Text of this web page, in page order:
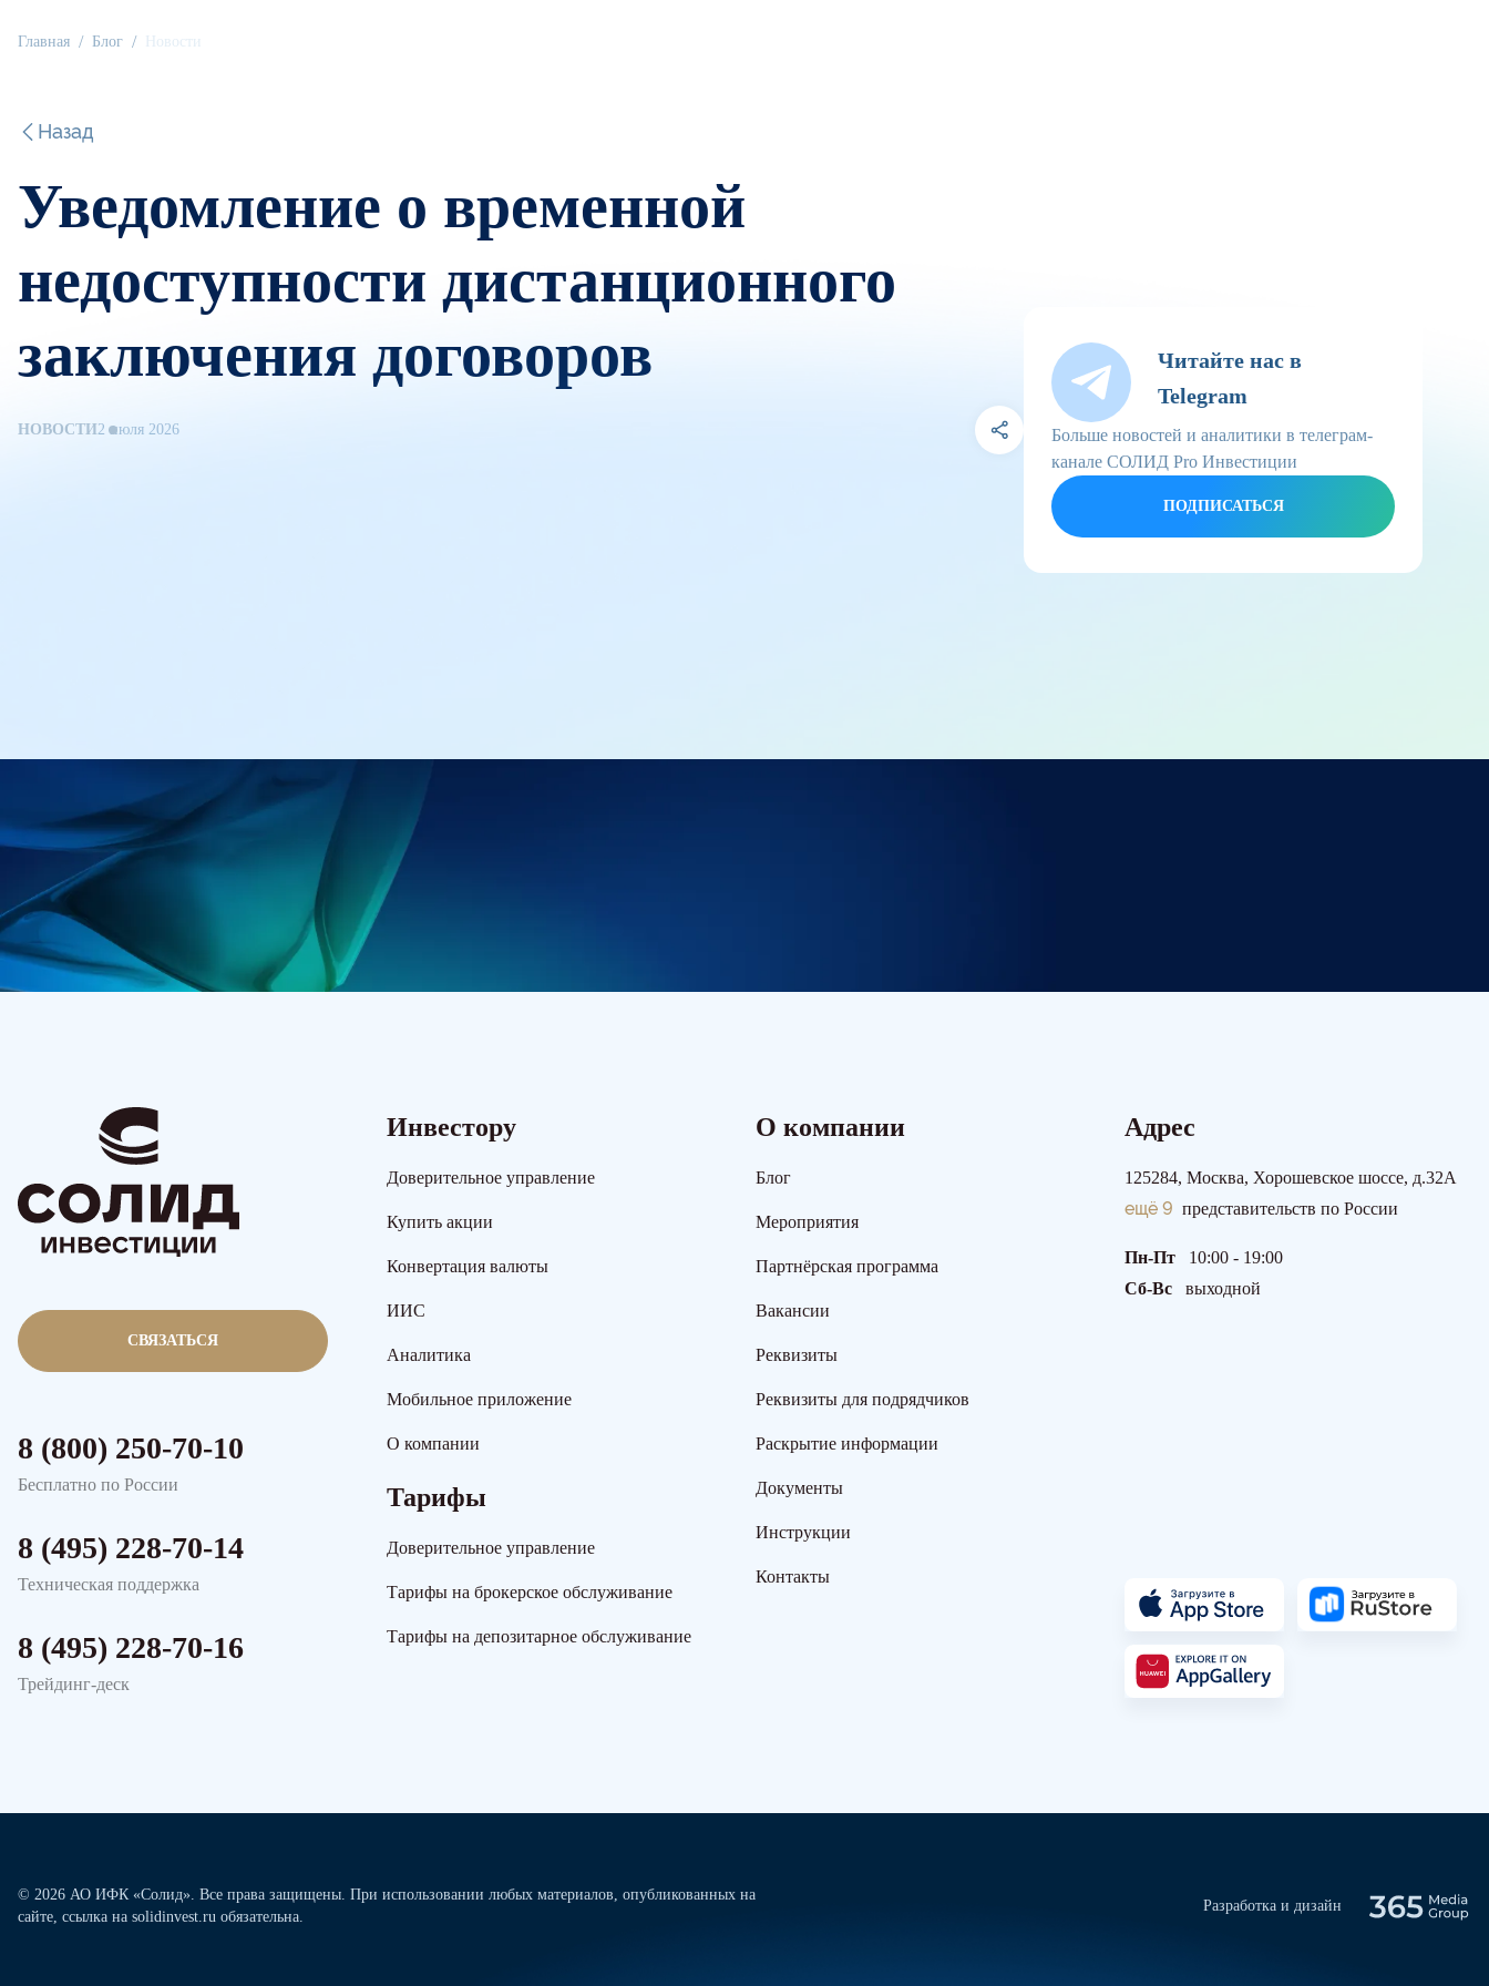
Главная Блог Новости
Назад
Уведомление о временной
недоступности дистанционного
заключения договоров
НОВОСТИ2 июля 2026
Читайте нас в
Telegram
Больше новостей и аналитики в телеграм-
канале СОЛИД Pro Инвестиции
ПОДПИСАТЬСЯ
СВЯЗАТЬСЯ
8 (800) 250-70-10
Бесплатно по России
8 (495) 228-70-14
Техническая поддержка
8 (495) 228-70-16
Трейдинг-деск
Инвестору
Доверительное управление
Купить акции
Конвертация валюты
ИИС
Аналитика
Мобильное приложение
О компании
Тарифы
Доверительное управление
Тарифы на брокерское обслуживание
Тарифы на депозитарное обслуживание
О компании
Блог
Мероприятия
Партнёрская программа
Вакансии
Реквизиты
Реквизиты для подрядчиков
Раскрытие информации
Документы
Инструкции
Контакты
Адрес
125284, Москва, Хорошевское шоссе, д.32А
ещё 9 представительств по России
Пн-Пт
10:00 - 19:00
Сб-Вс
выходной
© 2026 АО ИФК «Солид». Все права защищены. При использовании любых материалов, опубликованных на
сайте, ссылка на solidinvest.ru обязательна.
Разработка и дизайн